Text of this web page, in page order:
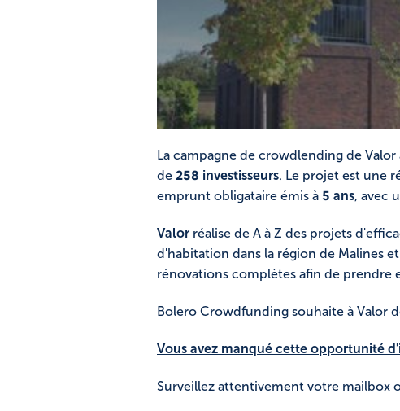
La campagne de crowdlending de Valor
de 258 investisseurs. Le projet est une
emprunt obligataire émis à 5 ans, avec
Valor réalise de A à Z des projets
d'habitation dans la région de Malines
rénovations complètes afin de prendre
Bolero Crowdfunding souhaite à Valor
Vous avez manqué cette opportunité
Surveillez attentivement votre mailbox